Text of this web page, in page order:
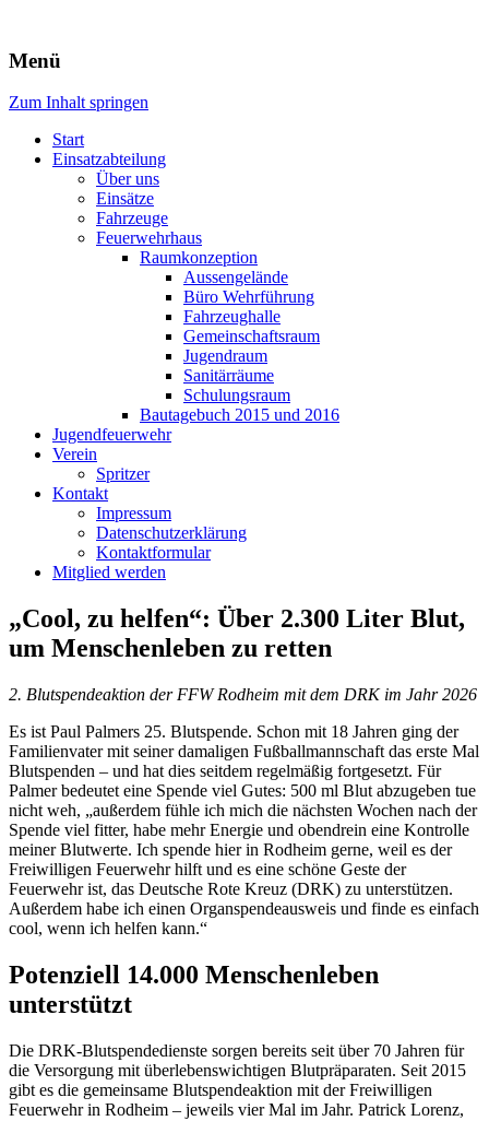
Freiwillige Feuerwehr Rodheim
v.d.H.
Menü
Zum Inhalt springen
Start
Einsatzabteilung
Über uns
Einsätze
Fahrzeuge
Feuerwehrhaus
Raumkonzeption
Aussengelände
Büro Wehrführung
Fahrzeughalle
Gemeinschaftsraum
Jugendraum
Sanitärräume
Schulungsraum
Bautagebuch 2015 und 2016
Jugendfeuerwehr
Verein
Spritzer
Kontakt
Impressum
Datenschutzerklärung
Kontaktformular
Mitglied werden
„Cool, zu helfen“: Über 2.300 Liter Blut,
um Menschenleben zu retten
2. Blutspendeaktion der FFW Rodheim mit dem DRK im Jahr 2026
Es ist Paul Palmers 25. Blutspende. Schon mit 18 Jahren ging der
Familienvater mit seiner damaligen Fußballmannschaft das erste Mal
Blutspenden – und hat dies seitdem regelmäßig fortgesetzt. Für
Palmer bedeutet eine Spende viel Gutes: 500 ml Blut abzugeben tue
nicht weh, „außerdem fühle ich mich die nächsten Wochen nach der
Spende viel fitter, habe mehr Energie und obendrein eine Kontrolle
meiner Blutwerte. Ich spende hier in Rodheim gerne, weil es der
Freiwilligen Feuerwehr hilft und es eine schöne Geste der
Feuerwehr ist, das Deutsche Rote Kreuz (DRK) zu unterstützen.
Außerdem habe ich einen Organspendeausweis und finde es einfach
cool, wenn ich helfen kann.“
Potenziell 14.000 Menschenleben
unterstützt
Die DRK-Blutspendedienste sorgen bereits seit über 70 Jahren für
die Versorgung mit überlebenswichtigen Blutpräparaten. Seit 2015
gibt es die gemeinsame Blutspendeaktion mit der Freiwilligen
Feuerwehr in Rodheim – jeweils vier Mal im Jahr. Patrick Lorenz,